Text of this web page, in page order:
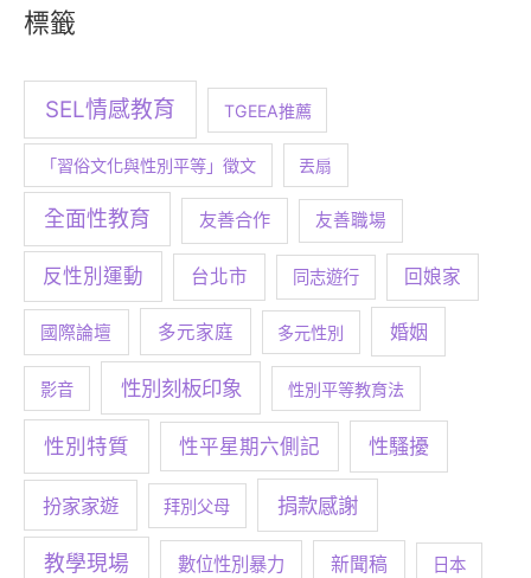
標籤
SEL情感教育 TGEEA推薦
「習俗文化與性別平等」徵文 丟扇
全面性教育 友善合作 友善職場
反性別運動 台北市 同志遊行 回娘家
國際論壇 多元家庭 多元性別 婚姻
影音 性別刻板印象 性別平等教育法
性別特質 性平星期六側記 性騷擾
扮家家遊 拜別父母 捐款感謝
教學現場 數位性別暴力 新聞稿 日本